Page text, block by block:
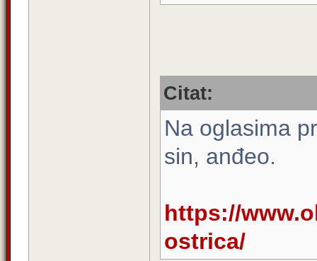
Citat:
Na oglasima
sin, anđeo.
https://
ostrica/